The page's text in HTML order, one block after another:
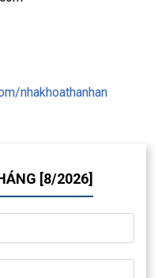
nhakhoathanhan
[8/2026]